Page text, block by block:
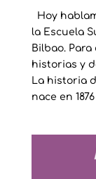
Hoy
la Escuela
Bilbao.
historias y
La historia
nace en